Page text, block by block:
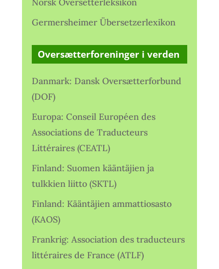
Germersheimer Übersetzerlexikon
Oversætterforeninger i verden
Danmark: Dansk Oversætterforbund
(DOF)
Europa: Conseil Européen des
Associations de Traducteurs
Littéraires (CEATL)
Finland: Suomen kääntäjien ja
tulkkien liitto (SKTL)
Finland: Kääntäjien ammattiosasto
(KAOS)
Frankrig: Association des traducteurs
littéraires de France (ATLF)